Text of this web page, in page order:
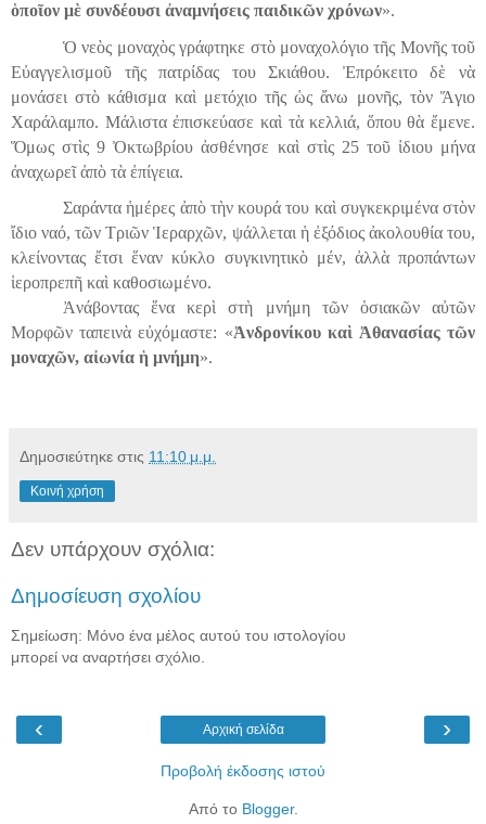
ὁποῖον μὲ συνδέουσι ἀναμνήσεις παιδικῶν χρόνων».
Ὁ νεὸς μοναχὸς γράφτηκε στὸ μοναχολόγιο τῆς Μονῆς τοῦ
Εὐαγγελισμοῦ τῆς πατρίδας του Σκιάθου. Ἐπρόκειτο δὲ νὰ
μονάσει στὸ κάθισμα καὶ μετόχιο τῆς ὡς ἄνω μονῆς, τὸν Ἅγιο
Χαράλαμπο. Μάλιστα ἐπισκεύασε καὶ τὰ κελλιά, ὅπου θὰ ἔμενε.
Ὅμως στὶς 9 Ὀκτωβρίου ἀσθένησε καὶ στὶς 25 τοῦ ἰδιου μήνα
ἀναχωρεῖ ἀπὸ τὰ ἐπίγεια.
Σαράντα ἡμέρες ἀπὸ τὴν κουρά του καὶ συγκεκριμένα στὸν
ἴδιο ναό, τῶν Τριῶν Ἱεραρχῶν, ψάλλεται ἡ ἐξόδιος ἀκολουθία του,
κλείνοντας ἔτσι ἕναν κύκλο συγκινητικὸ μέν, ἀλλὰ προπάντων
ἱεροπρεπῆ καὶ καθοσιωμένο.
Ἀνάβοντας ἕνα κερὶ στὴ μνήμη τῶν ὁσιακῶν αὐτῶν
Μορφῶν ταπεινὰ εὐχόμαστε: «Ἀνδρονίκου καὶ Ἀθανασίας τῶν
μοναχῶν, αἰωνία ἡ μνήμη».
Δημοσιεύτηκε στις 11:10 μ.μ.
Κοινή χρήση
Δεν υπάρχουν σχόλια:
Δημοσίευση σχολίου
Σημείωση: Μόνο ένα μέλος αυτού του ιστολογίου
μπορεί να αναρτήσει σχόλιο.
‹ ›
Αρχική σελίδα
Προβολή έκδοσης ιστού
Από το Blogger.